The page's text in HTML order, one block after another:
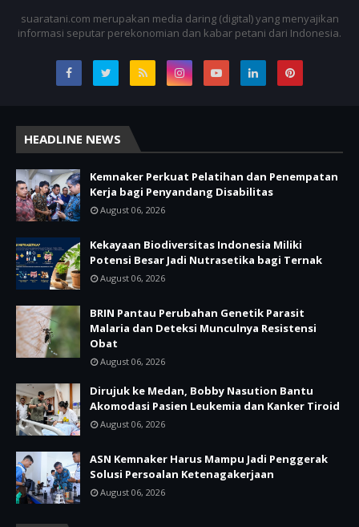
suaratani.com merupakan media daring (digital) yang menyajikan
informasi seputar perekonomian dan kabar petani dari Indonesia.
HEADLINE NEWS
Kemnaker Perkuat Pelatihan dan Penempatan
Kerja bagi Penyandang Disabilitas
August 06, 2026
Kekayaan Biodiversitas Indonesia Miliki
Potensi Besar Jadi Nutrasetika bagi Ternak
August 06, 2026
BRIN Pantau Perubahan Genetik Parasit
Malaria dan Deteksi Munculnya Resistensi
Obat
August 06, 2026
Dirujuk ke Medan, Bobby Nasution Bantu
Akomodasi Pasien Leukemia dan Kanker Tiroid
August 06, 2026
ASN Kemnaker Harus Mampu Jadi Penggerak
Solusi Persoalan Ketenagakerjaan
August 06, 2026